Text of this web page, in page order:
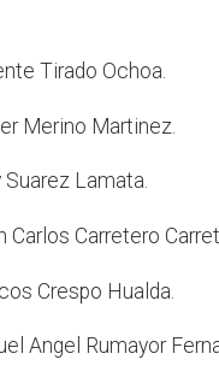
Tirado Ochoa.
Merino Martinez.
Lamata.
Carretero
Crespo Hualda.
Angel Rumayor